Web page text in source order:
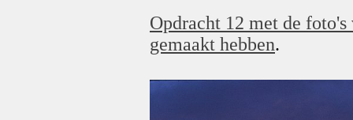
Opdracht 12 met de
gemaakt hebben.